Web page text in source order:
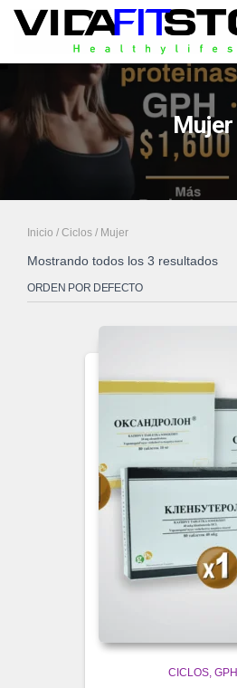
Mujer
Inicio / Ciclos / Mujer
Mostrando todos los 3 resultados
CICLOS GPH